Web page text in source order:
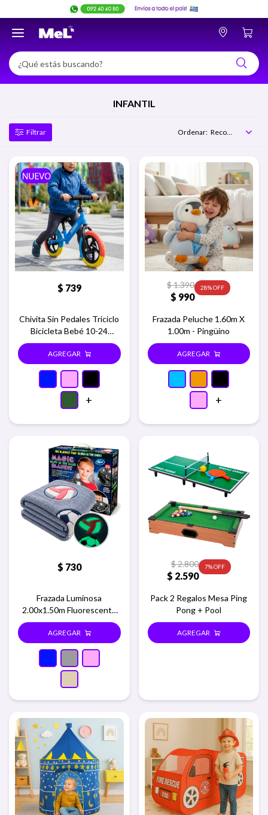

INFANTIL
Recomendados
$ 739
Chivita Sin Pedales Triciclo
Bicicleta Bebé 10-24
Meses - Azul
$ 990
$1.390 28
Frazada Peluche 1.60m X
1.00m - Pingüino
$ 730
Frazada Luminosa
2.00x1.50m Fluorescente
En La Oscuridad - Azul
$ 2.590
$2.800 7
Pack 2 Regalos Mesa Ping
Pong + Pool